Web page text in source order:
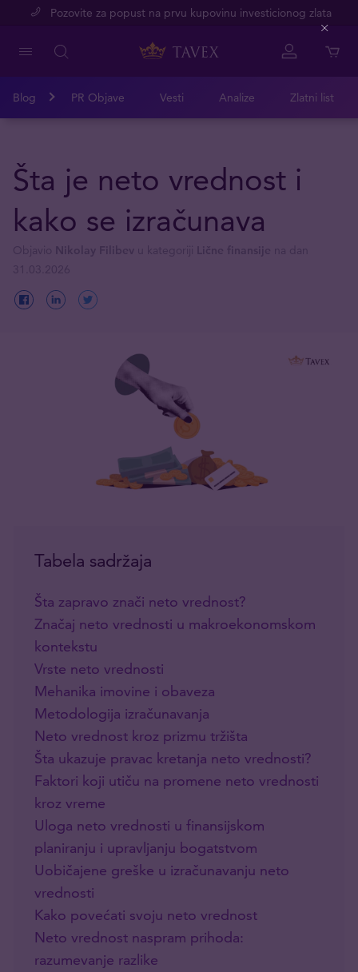
Pozovite za popust na prvu kupovinu investicionog zlata
Blog PR Objave Vesti Analize Zlatni list
Šta je neto vrednost i
kako se izračunava
Tabela sadržaja
Šta zapravo znači neto vrednost?
Značaj neto vrednosti u makroekonomskom
kontekstu
Vrste neto vrednosti
Mehanika imovine i obaveza
Metodologija izračunavanja
Neto vrednost kroz prizmu tržišta
Šta ukazuje pravac kretanja neto vrednosti?
Faktori koji utiču na promene neto vrednosti
kroz vreme
Uloga neto vrednosti u finansijskom
planiranju i upravljanju bogatstvom
Uobičajene greške u izračunavanju neto
vrednosti
Kako povećati svoju neto vrednost
Neto vrednost naspram prihoda:
razumevanje razlike
Close